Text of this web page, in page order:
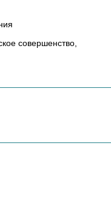
совершенство,